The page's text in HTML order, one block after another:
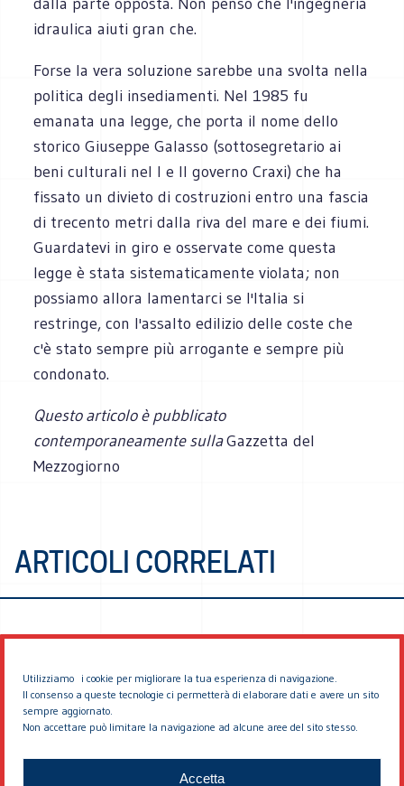
Utilizziamo i cookie per migliorare la tua esperienza di navigazione.
Il consenso a queste tecnologie ci permetterà di elaborare dati e avere un sito
sempre aggiornato.
Non accettare può limitare la navigazione ad alcune aree del sito stesso.
Accetta
idraulica aiuti gran che.
Forse la vera soluzione sarebbe una svolta nella
politica degli insediamenti. Nel 1985 fu
emanata una legge, che porta il nome dello
storico Giuseppe Galasso (sottosegretario ai
beni culturali nel I e II governo Craxi) che ha
fissato un divieto di costruzioni entro una fascia
di trecento metri dalla riva del mare e dei fiumi.
Guardatevi in giro e osservate come questa
legge è stata sistematicamente violata; non
possiamo allora lamentarci se l'Italia si
restringe, con l'assalto edilizio delle coste che
c'è stato sempre più arrogante e sempre più
condonato.
Questo articolo è pubblicato
contemporaneamente sullaGazzetta del
Mezzogiorno
ARTICOLI CORRELATI
© 2026 EDDYBURG